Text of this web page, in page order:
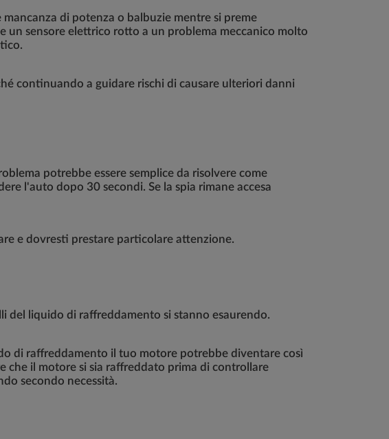
di potenza o balbuzie mentre si preme
un sensore elettrico rotto a un problema meccanico molto
continuando a guidare rischi di causare ulteriori danni
potrebbe essere semplice da risolvere come
l'auto dopo 30 secondi. Se la spia rimane accesa
e dovresti prestare particolare attenzione.
del liquido di raffreddamento si stanno esaurendo.
di raffreddamento il tuo motore potrebbe diventare così
che il motore si sia raffreddato prima di controllare
secondo necessità.